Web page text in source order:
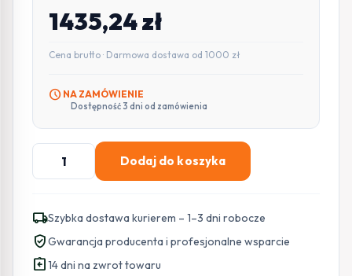
1435,24zł
Cena brutto · Darmowa dostawa od 1000 zł
schedule NA ZAMÓWIENIE
Dostępność 3 dni od zamówienia
ilość
Kamera
BCS
LINE
BCS-
L-
Dodaj do koszyka
local_shippingSzybka dostawa kurierem – 1–3 dni robocze
verified_userGwarancja producenta i profesjonalne wsparcie
assignment_return14 dni na zwrot towaru